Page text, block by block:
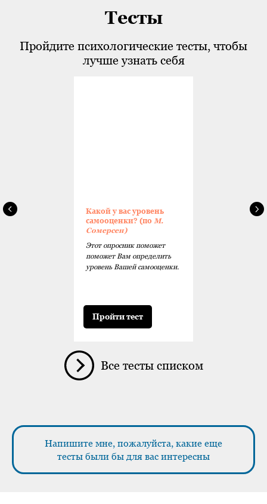
Тесты
Пройдите психологические тесты, чтобы
лучше узнать себя
Какой у вас уровень
самооценки? (по М.
Сомерсен)
Этот опросник поможет
поможет Вам определить
уровень Вашей самооценки.
Пройти тест
Все тесты списком
Напишите мне, пожалуйста, какие еще
тесты были бы для вас интересны